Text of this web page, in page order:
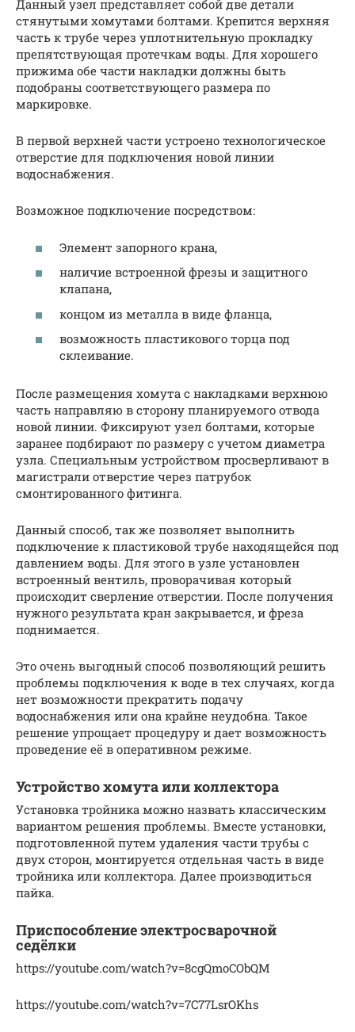
Данный узел представляет собой две детали
стянутыми хомутами болтами. Крепится верхняя
часть к трубе через уплотнительную прокладку
препятствующая протечкам воды. Для хорошего
прижима обе части накладки должны быть
подобраны соответствующего размера по
маркировке.
В первой верхней части устроено технологическое
отверстие для подключения новой линии
водоснабжения.
Возможное подключение посредством:
Элемент запорного крана,
наличие встроенной фрезы и защитного
клапана,
концом из металла в виде фланца,
возможность пластикового торца под
склеивание.
После размещения хомута с накладками верхнюю
часть направляю в сторону планируемого отвода
новой линии. Фиксируют узел болтами, которые
заранее подбирают по размеру с учетом диаметра
узла. Специальным устройством просверливают в
магистрали отверстие через патрубок
смонтированного фитинга.
Данный способ, так же позволяет выполнить
подключение к пластиковой трубе находящейся под
давлением воды. Для этого в узле установлен
встроенный вентиль, проворачивая который
происходит сверление отверстии. После получения
нужного результата кран закрывается, и фреза
поднимается.
Это очень выгодный способ позволяющий решить
проблемы подключения к воде в тех случаях, когда
нет возможности прекратить подачу
водоснабжения или она крайне неудобна. Такое
решение упрощает процедуру и дает возможность
проведение её в оперативном режиме.
Устройство хомута или коллектора
Установка тройника можно назвать классическим
вариантом решения проблемы. Вместе установки,
подготовленной путем удаления части трубы с
двух сторон, монтируется отдельная часть в виде
тройника или коллектора. Далее производиться
пайка.
Приспособление электросварочной
седёлки
https://youtube.com/watch?v=8cgQmoCObQM
https://youtube.com/watch?v=7C77LsrOKhs